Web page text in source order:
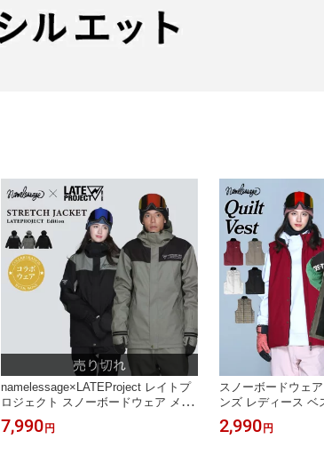
namelessage×LATEProject レイトプ
ロジェクト スノーボードウェア メン
ズ レディース ストレッチジャケット
ボードウェア ジャケット スノボウェ
7,990 円
スノーボードウェ
ンズ レディース ベ
チジャケット ボー
ト スノボウェア ス
2,990 円